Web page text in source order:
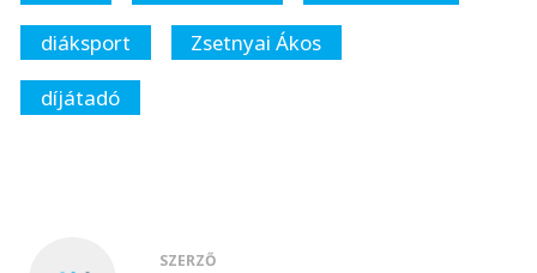
diáksport
Zsetnyai Ákos
díjátadó
SZERZŐ